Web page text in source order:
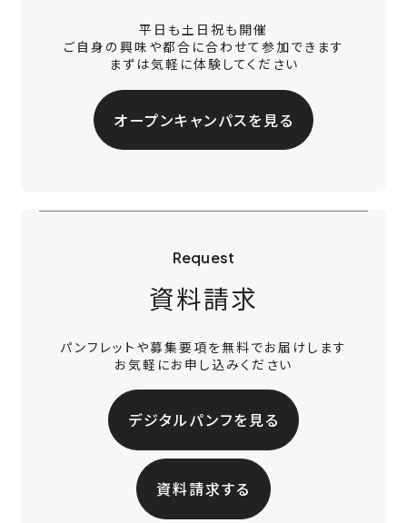
平日も土日祝も開催
ご自身の興味や都合に合わせて参加できます
まずは気軽に体験してください
オープンキャンパスを見る
Request
資料請求
パンフレットや募集要項を無料でお届けします
お気軽にお申し込みください
デジタルパンフを見る
資料請求する